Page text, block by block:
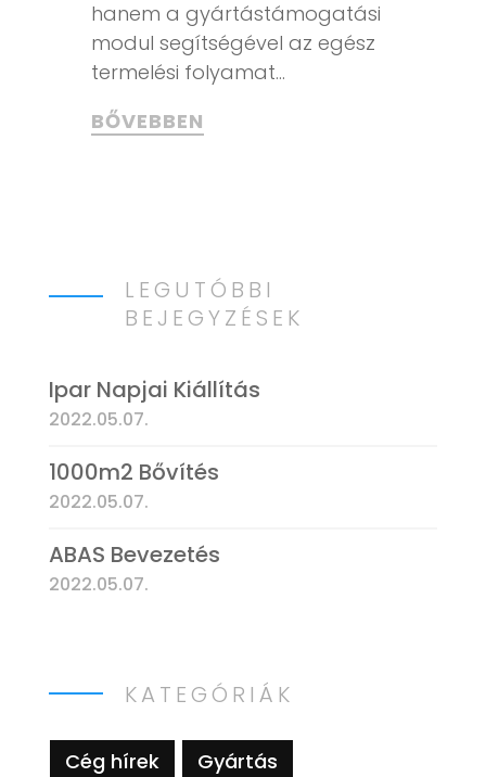
hanem a gyártástámogatási
modul segítségével az egész
termelési folyamat...
BŐVEBBEN
LEGUTÓBBI
BEJEGYZÉSEK
Ipar Napjai Kiállítás
2022.05.07.
1000m2 Bővítés
2022.05.07.
ABAS Bevezetés
2022.05.07.
KATEGÓRIÁK
Cég hírek
Gyártás